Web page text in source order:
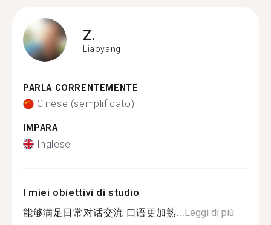
Z.
Liaoyang
PARLA CORRENTEMENTE
Cinese (semplificato)
IMPARA
Inglese
I miei obiettivi di studio
能够满足日常对话交流 口语更加熟... Leggi di più